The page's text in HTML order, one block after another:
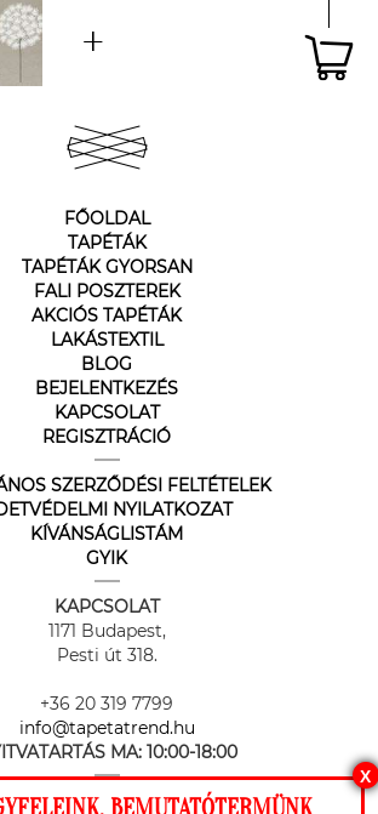
FŐOLDAL
TAPÉTÁK
TAPÉTÁK GYORSAN
FALI POSZTEREK
AKCIÓS TAPÉTÁK
LAKÁSTEXTIL
BLOG
BEJELENTKEZÉS
KAPCSOLAT
REGISZTRÁCIÓ
SZERZŐDÉSI FELTÉTELEK
NYILATKOZAT
KÍVÁNSÁGLISTÁM
GYIK
KAPCSOLAT
1171 Budapest,
Pesti út 318.
+36 20 319 7799
info@tapetatrend.hu
MA: 10:00-18:00
X